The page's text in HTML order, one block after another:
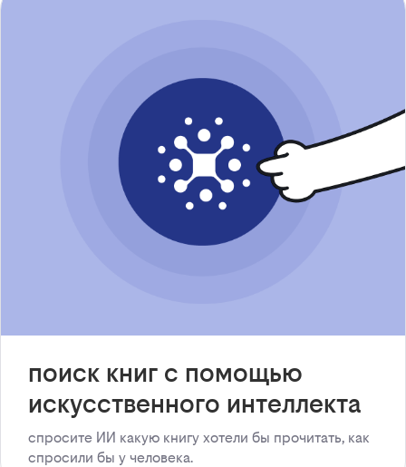
поиск книг с помощью
искусственного интеллекта
спросите ИИ какую книгу хотели бы прочитать, как
спросили бы у человека.